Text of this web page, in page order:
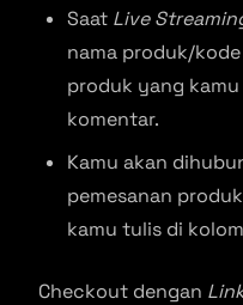
Saat Live
nama produk/
produk yang
komentar.
Kamu akan
pemesanan
kamu tulis di
Checkout dengan